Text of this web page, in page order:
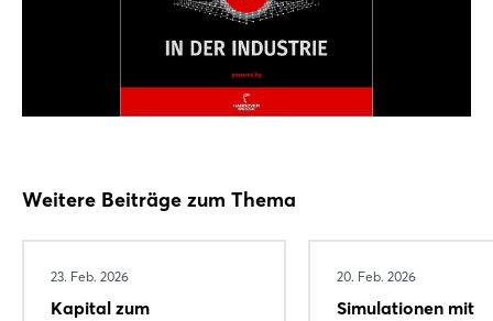
Weitere Beiträge zum Thema
23. Feb. 2026
Kapital zum
20. Feb. 2026
Simulationen mit
Jetzt registrieren